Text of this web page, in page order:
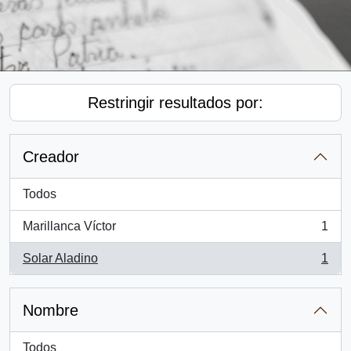
Restringir resultados por:
Creador
Todos
Marillanca Víctor
, 1 resultados
1
Solar Aladino
, 1 resultados
1
Nombre
Todos